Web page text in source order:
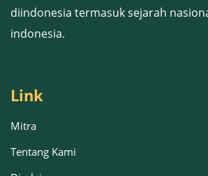
diindonesia termasuk sejarah
indonesia.
Link
Mitra
Tentang Kami